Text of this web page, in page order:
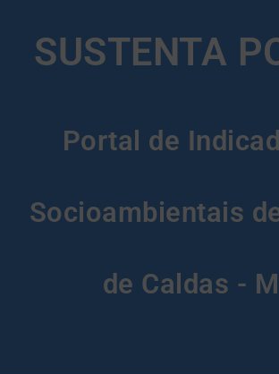
SUSTENTA
Portal de
Socioambientais
de Caldas -